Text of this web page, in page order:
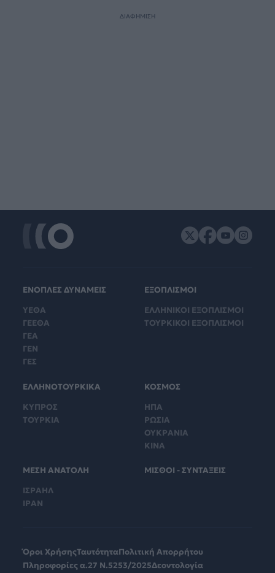
ΔΙΑΦΗΜΙΣΗ
ΕΝΟΠΛΕΣ ΔΥΝΑΜΕΙΣ
ΥΕΘΑ
ΓΕΕΘΑ
ΓΕΑ
ΓΕΝ
ΓΕΣ
ΕΞΟΠΛΙΣΜΟΙ
ΕΛΛΗΝΙΚΟΙ ΕΞΟΠΛΙΣΜΟΙ
ΤΟΥΡΚΙΚΟΙ ΕΞΟΠΛΙΣΜΟΙ
ΕΛΛΗΝΟΤΟΥΡΚΙΚΑ
ΚΥΠΡΟΣ
ΤΟΥΡΚΙΑ
ΚΟΣΜΟΣ
ΗΠΑ
ΡΩΣΙΑ
ΟΥΚΡΑΝΙΑ
ΚΙΝΑ
ΜΕΣΗ ΑΝΑΤΟΛΗ
ΙΣΡΑΗΛ
ΙΡΑΝ
ΜΙΣΘΟΙ - ΣΥΝΤΑΞΕΙΣ
Όροι ΧρήσηςΤαυτότηταΠολιτική Απορρήτου
Πληροφορίες α.27 Ν.5253/2025Δεοντολογία